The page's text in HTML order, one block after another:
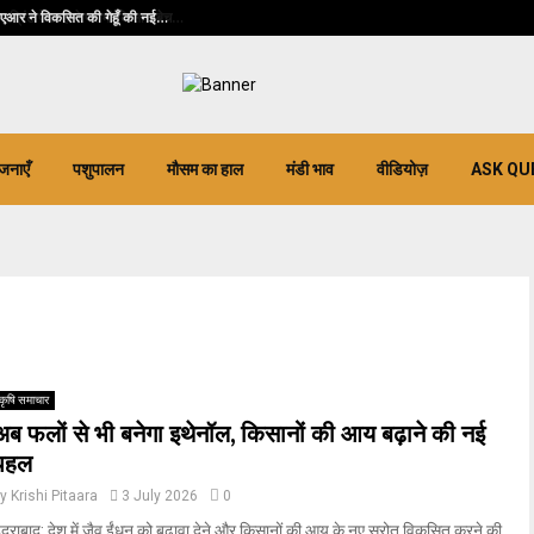
ने विकसित की गेहूँ की नई…
पशुपालन मौसम का हाल मंडी भाव वीडियोज़ ASK
कृषि समाचार
फलों से भी बनेगा इथेनॉल, किसानों की आय बढ़ाने की नई
Krishi Pitaara 3 July 2026 0